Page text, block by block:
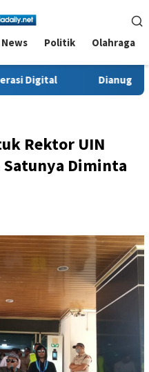
News Politik Olahraga
Anggota
Rektor UIN
Satunya Diminta